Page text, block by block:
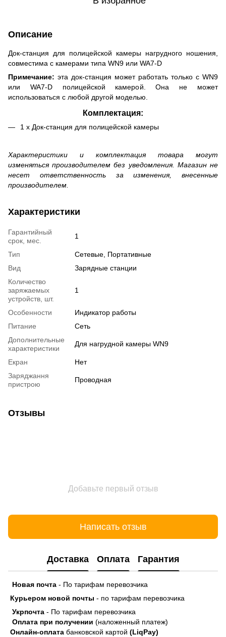
Описание
Док-станция для полицейской камеры нагрудного ношения,
совместима с камерами типа WN9 или WA7-D
Примечание: эта док-станция может работать только с WN9
или WA7-D полицейской камерой. Она не может
использоваться с любой другой моделью.
Комплектация:
1 х Док-станция для полицейской камеры
Характеристики и комплектация товара могут
изменяться производителем без уведомления. Магазин не
несет ответственность за изменения, внесенные
производителем.
Характеристики
Гарантийный
срок, мес.
1
Тип
Сетевые, Портативные
Вид
Зарядные станции
Количество
заряжаемых
устройств, шт.
1
Особенности
Индикатор работы
Питание
Сеть
Дополнительные
характеристики
Для нагрудной камеры WN9
Екран
Нет
Заряджання
пристрою
Проводная
Отзывы
Добавьте первый отзыв
Написать отзыв
Доставка Оплата Гарантия
Новая почта - По тарифам перевозчика
Курьером новой почты - по тарифам перевозчика
Укрпочта - По тарифам перевозчика
Оплата при получении (наложенный платеж)
Онлайн-оплата банковской картой (LiqPay)